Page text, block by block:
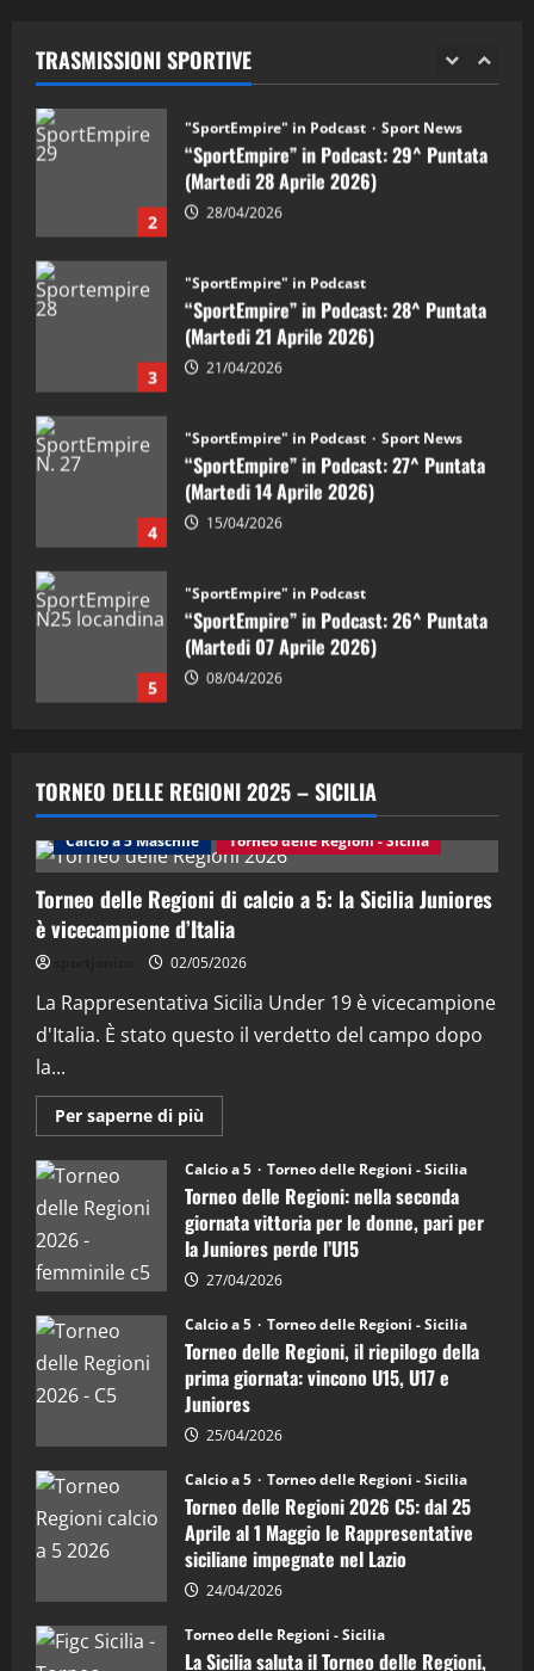
TRASMISSIONI SPORTIVE
2 28/04/2026
3
"SportEmpire" in Podcast
“SportEmpire” in Podcast: 28^ Puntata
(Martedi 21 Aprile 2026)
21/04/2026
4
"SportEmpire" in Podcast
“SportEmpire” in Podcast: 27^ Puntata
(Martedi 14 Aprile 2026)
15/04/2026
5
"SportEmpire" in Podcast
“SportEmpire” in Podcast: 26^ Puntata
(Martedi 07 Aprile 2026)
08/04/2026
1
"SportEmpire" in Podcast
“SportEmpire” in Podcast: 30^ Puntata
(Martedi 05 Maggio 2026)
08/05/2026
2
“SportEmpire” in Podcast: 29^ Puntata
(Martedi 28 Aprile 2026)
28/04/2026
3
"SportEmpire" in Podcast
“SportEmpire” in Podcast: 28^ Puntata
(Martedi 21 Aprile 2026)
21/04/2026
4
(Martedi 14 Aprile 2026)
5
"SportEmpire" in Podcast
“SportEmpire” in Podcast: 26^ Puntata
(Martedi 07 Aprile 2026)
TORNEO DELLE REGIONI 2025 – SICILIA
Calcio a 5 Maschile Torneo delle Regioni - Sicilia
Torneo delle Regioni di calcio a 5: la Sicilia Juniores
è vicecampione d’Italia
02/05/2026
La Rappresentativa Sicilia Under 19 è vicecampione
d'Italia. È stato questo il verdetto del campo dopo
la...
Per saperne di più
informazioni
Torneo
delle
Regioni
di
calcio
a
5:
la
Juniores
è
vicecampione
d’Italia
Calcio a 5 Torneo delle Regioni - Sicilia
Torneo delle Regioni: nella seconda
giornata vittoria per le donne, pari per
la Juniores perde l’U15
27/04/2026
Calcio a 5 Torneo delle Regioni - Sicilia
Torneo delle Regioni, il riepilogo della
prima giornata: vincono U15, U17 e
Juniores
25/04/2026
Calcio a 5 Torneo delle Regioni - Sicilia
Torneo delle Regioni 2026 C5: dal 25
Aprile al 1 Maggio le Rappresentative
siciliane impegnate nel Lazio
24/04/2026
Torneo delle Regioni - Sicilia
La Sicilia saluta il Torneo delle Regioni,